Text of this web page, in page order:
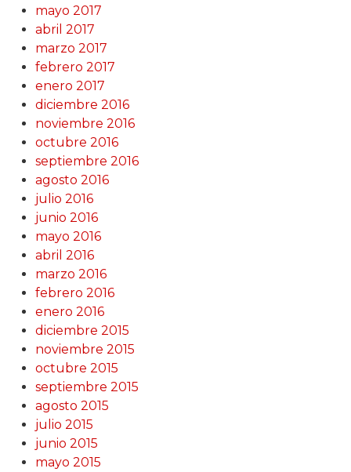
mayo 2017
abril 2017
marzo 2017
febrero 2017
enero 2017
diciembre 2016
noviembre 2016
octubre 2016
septiembre 2016
agosto 2016
julio 2016
junio 2016
mayo 2016
abril 2016
marzo 2016
febrero 2016
enero 2016
diciembre 2015
noviembre 2015
octubre 2015
septiembre 2015
agosto 2015
julio 2015
junio 2015
mayo 2015